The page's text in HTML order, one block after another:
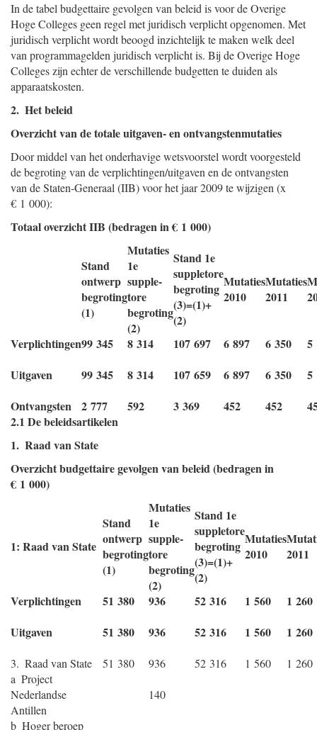
In de tabel budgettaire gevolgen van beleid is voor de Overige
Hoge Colleges geen regel met juridisch verplicht opgenomen. Met
juridisch verplicht wordt beoogd inzichtelijk te maken welk deel
van programmagelden juridisch verplicht is. Bij de Overige Hoge
Colleges zijn echter de verschillende budgetten te duiden als
apparaatskosten.
2. Het beleid
Overzicht van de totale uitgaven- en ontvangstenmutaties
Door middel van het onderhavige wetsvoorstel wordt voorgesteld
de begroting van de verplichtingen/uitgaven en de ontvangsten
van de Staten-Generaal (IIB) voor het jaar 2009 te wijzigen (x
€ 1 000):
Totaal overzicht IIB (bedragen in € 1 000)
Stand
ontwerp
begroting
(1)
Mutaties
1e
supple-
tore
begroting
(2)
Stand 1e
suppletore
begroting
(3)=(1)+
(2)
Mutaties
2010
Mutaties
2011
Verplichtingen99 345 8 314 107 697 6 897 6 350
5
Uitgaven
99 345 8 314 107 659 6 897 6 350
5
Ontvangsten
2 777 592 3 369 452 452
2.1 De beleidsartikelen
1. Raad van State
Overzicht budgettaire gevolgen van beleid (bedragen in
€ 1 000)
1: Raad van State
Stand
ontwerp
begroting
(1)
Mutaties
1e
supple-
tore
begroting
(2)
Stand 1e
suppletore
begroting
(3)=(1)+
(2)
Mutaties
2010
2011
Verplichtingen 51 380 936 52 316 1 560
1 260
Uitgaven
51 380 936 52 316 1 560 1 260
3. Raad van State 51 380 936 52 316 1 560
1 260
a Project
Nederlandse
Antillen
140
b Hoger beroep